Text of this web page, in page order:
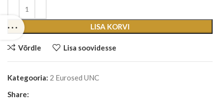
LISA KORVI
Võrdle Lisa soovidesse
Kategooria: 2 Eurosed UNC
Share: